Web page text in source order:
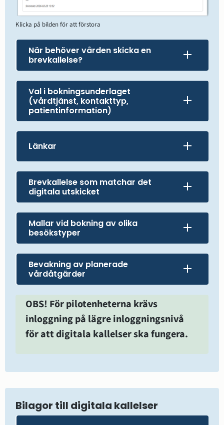
Klicka på bilden för att förstora
När behöver vården skicka en
brevkallelse?
Val i bokningsunderlaget
(vårdtjänst, kontakttyp,
patientinformation)
Länkar
Brevkallelse som matchar det
digitala utskicket
Mallar vid bokning av olika
besökstyper
Bevakning av planerade
vårdåtgärder
OBS! För pilotenheterna krävs
inloggning på lägre inloggningsnivå
för att digitala kallelser ska fungera.
Bilagor till digitala kallelser